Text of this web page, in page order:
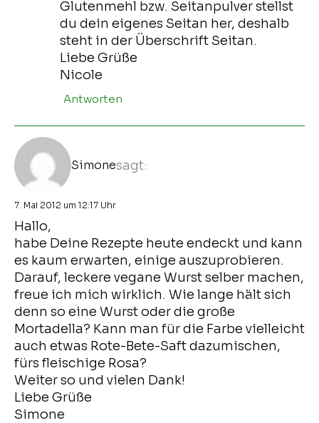
Glutenmehl bzw. Seitanpulver stellst
du dein eigenes Seitan her, deshalb
steht in der Überschrift Seitan.
Liebe Grüße
Nicole
Antworten
Simonesagt:
7. Mai 2012 um 12:17 Uhr
Hallo,
habe Deine Rezepte heute endeckt und kann
es kaum erwarten, einige auszuprobieren.
Darauf, leckere vegane Wurst selber machen,
freue ich mich wirklich. Wie lange hält sich
denn so eine Wurst oder die große
Mortadella? Kann man für die Farbe vielleicht
auch etwas Rote-Bete-Saft dazumischen,
fürs fleischige Rosa?
Weiter so und vielen Dank!
Liebe Grüße
Simone